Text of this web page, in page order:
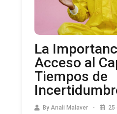
La
Acceso al
Tiempos de
By Anali Malaver
25